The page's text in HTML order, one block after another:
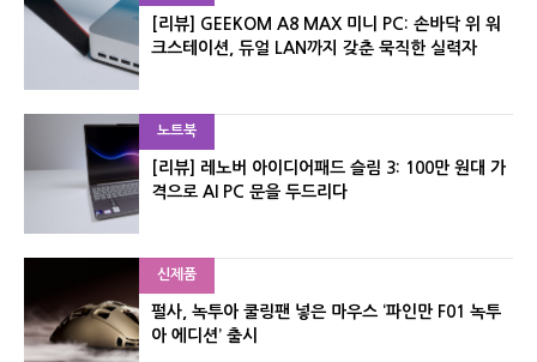
[리뷰] GEEKOM A8 MAX 미니 PC: 손바닥 위 워
크스테이션, 듀얼 LAN까지 갖춘 묵직한 실력자
노트북
[리뷰] 레노버 아이디어패드 슬림 3: 100만 원대 가
격으로 AI PC 문을 두드리다
신제품
펄사, 녹투아 쿨링팬 넣은 마우스 ‘파인만 F01 녹투
아 에디션’ 출시